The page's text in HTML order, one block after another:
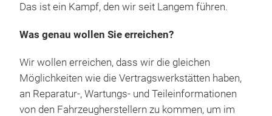
Das ist ein Kampf, den wir seit Langem führen.
Was genau wollen Sie erreichen?
Wir wollen erreichen, dass wir die gleichen
Möglichkeiten wie die Vertragswerkstätten haben,
an Reparatur-, Wartungs- und Teileinformationen
von den Fahrzeugherstellern zu kommen, um im